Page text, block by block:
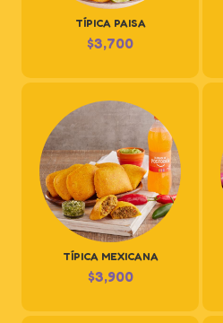
TÍPICA PAISA
$3,700
TÍPICA MEXICANA
$3,900